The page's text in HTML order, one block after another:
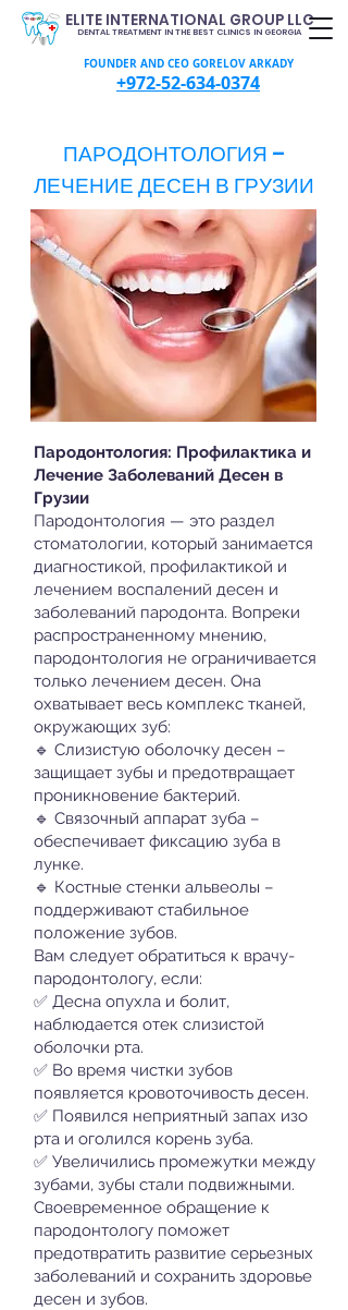
ELITE INTERNATIONAL GROUP LLC
DENTAL TREATMENT IN THE BEST CLINICS IN GEORGIA
+972-52-634-0374
FOUNDER AND CEO GORELOV ARKADY
ПАРОДОНТОЛОГИЯ –
ЛЕЧЕНИЕ ДЕСЕН В ГРУЗИИ
Пародонтология: Профилактика и
Лечение Заболеваний Десен в
Грузии
Пародонтология — это раздел
стоматологии, который занимается
диагностикой, профилактикой и
лечением воспалений десен и
заболеваний пародонта. Вопреки
распространенному мнению,
пародонтология не ограничивается
только лечением десен. Она
охватывает весь комплекс тканей,
окружающих зуб:
🔹 Слизистую оболочку десен –
защищает зубы и предотвращает
проникновение бактерий.
🔹 Связочный аппарат зуба –
обеспечивает фиксацию зуба в
лунке.
🔹 Костные стенки альвеолы –
поддерживают стабильное
положение зубов.
Вам следует обратиться к врачу-
пародонтологу, если:
✅ Десна опухла и болит,
наблюдается отек слизистой
оболочки рта.
✅ Во время чистки зубов
появляется кровоточивость десен.
✅ Появился неприятный запах изо
рта и оголился корень зуба.
✅ Увеличились промежутки между
зубами, зубы стали подвижными.
Своевременное обращение к
пародонтологу поможет
предотвратить развитие серьезных
заболеваний и сохранить здоровье
десен и зубов.